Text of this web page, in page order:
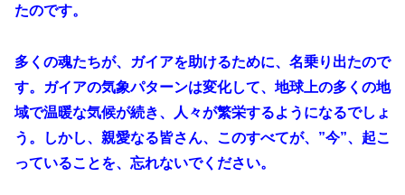
たのです。
多くの魂たちが、ガイアを助けるために、名乗り出たので
す。ガイアの気象パターンは変化して、地球上の多くの地
域で温暖な気候が続き、人々が繁栄するようになるでしょ
う。しかし、親愛なる皆さん、このすべてが、”今”、起こ
っていることを、忘れないでください。